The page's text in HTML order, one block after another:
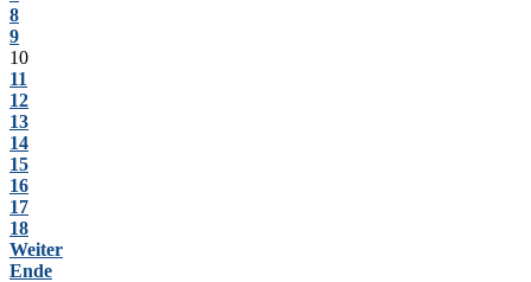
8
9
10
11
12
13
14
15
16
17
18
Weiter
Ende